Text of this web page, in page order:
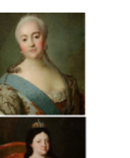
-
ვიცი...
ქართველები მე
ბარამიძე კი
გორში
მიღებული
დღეს კიევის
იქცა